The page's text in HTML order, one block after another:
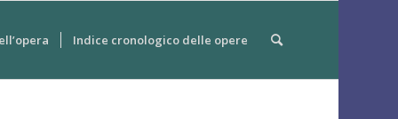
Indice cronologico delle opere